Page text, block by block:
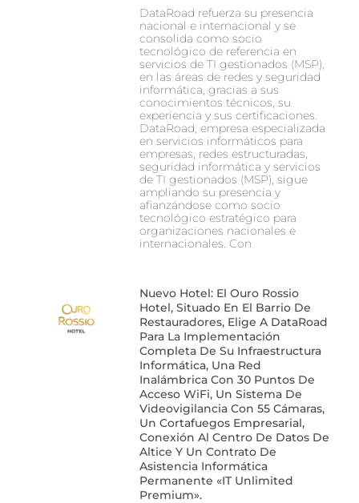
DataRoad refuerza su presencia
nacional e internacional y se
consolida como socio
tecnológico de referencia en
servicios de TI gestionados (MSP),
en las áreas de redes y seguridad
informática, gracias a sus
conocimientos técnicos, su
experiencia y sus certificaciones.
DataRoad, empresa especializada
en servicios informáticos para
empresas, redes estructuradas,
seguridad informática y servicios
de TI gestionados (MSP), sigue
ampliando su presencia y
afianzándose como socio
tecnológico estratégico para
organizaciones nacionales e
internacionales. Con
Nuevo Hotel: El Ouro Rossio
Hotel, Situado En El Barrio De
Restauradores, Elige A DataRoad
Para La Implementación
Completa De Su Infraestructura
Informática, Una Red
Inalámbrica Con 30 Puntos De
Acceso WiFi, Un Sistema De
Videovigilancia Con 55 Cámaras,
Un Cortafuegos Empresarial,
Conexión Al Centro De Datos De
Altice Y Un Contrato De
Asistencia Informática
Permanente «IT Unlimited
Premium».